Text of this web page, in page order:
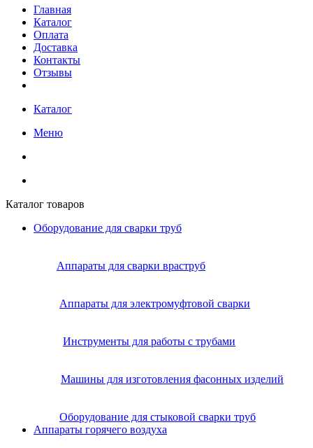
Главная
Каталог
Оплата
Доставка
Контакты
Отзывы
Каталог
Меню
Каталог товаров
Оборудование для сварки труб
Аппараты для сварки враструб
Аппараты для электромуфтовой сварки
Инструменты для работы с трубами
Машины для изготовления фасонных изделий
Оборудование для стыковой сварки труб
Аппараты горячего воздуха